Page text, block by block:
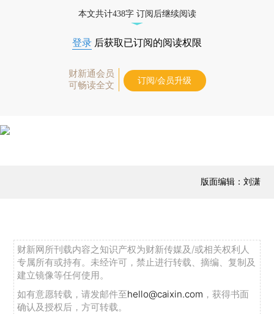
本文共计438字 订阅后继续阅读
登录 后获取已订阅的阅读权限
财新通会员
可畅读全文
订阅/会员升级
版面编辑：刘潇
财新网所刊载内容之知识产权为财新传媒及/或相关权利人
专属所有或持有。未经许可，禁止进行转载、摘编、复制及
建立镜像等任何使用。
如有意愿转载，请发邮件至hello@caixin.com ，获得书面
确认及授权后，方可转载。